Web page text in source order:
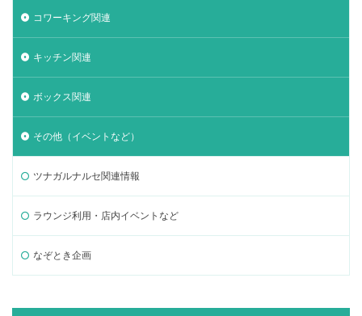
コワーキング関連
キッチン関連
ボックス関連
その他（イベントなど）
ツナガルナルセ関連情報
ラウンジ利用・店内イベントなど
なぞとき企画